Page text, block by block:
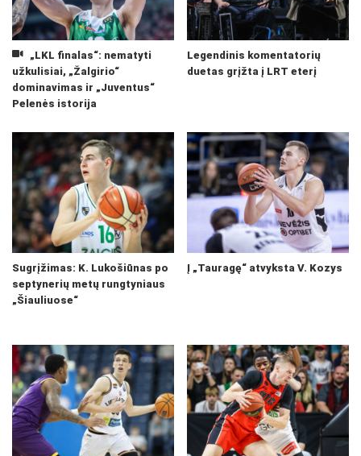
„LKL finalas“: nematyti
užkulisiai, „Žalgirio“
dominavimas ir „Juventus“
Pelenės istorija
Legendinis komentatorių
duetas grįžta į LRT eterį
Sugrįžimas: K. Lukošiūnas po
septynerių metų rungtyniaus
„Šiauliuose“
Į „Tauragę“ atvyksta V. Kozys